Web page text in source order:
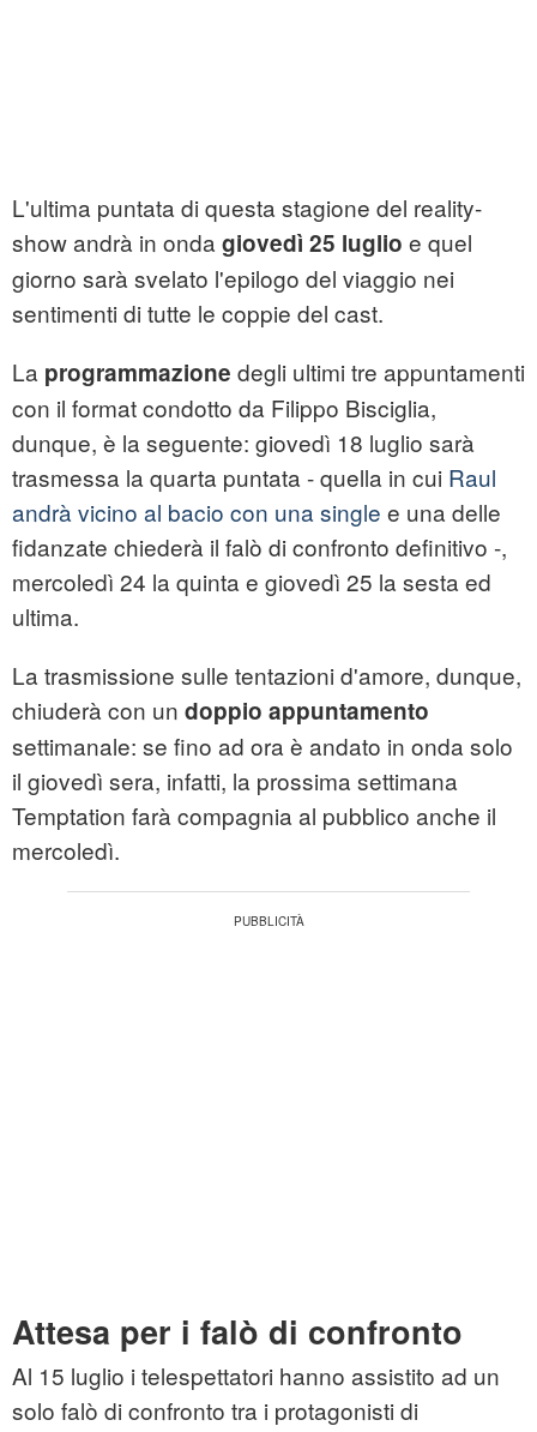
L'ultima puntata di questa stagione del reality-
show andrà in onda giovedì 25 luglio e quel
giorno sarà svelato l'epilogo del viaggio nei
sentimenti di tutte le coppie del cast.
La programmazione degli ultimi tre appuntamenti
con il format condotto da Filippo Bisciglia,
dunque, è la seguente: giovedì 18 luglio sarà
trasmessa la quarta puntata - quella in cui Raul
andrà vicino al bacio con una single e una delle
fidanzate chiederà il falò di confronto definitivo -,
mercoledì 24 la quinta e giovedì 25 la sesta ed
ultima.
La trasmissione sulle tentazioni d'amore, dunque,
chiuderà con un doppio appuntamento
settimanale: se fino ad ora è andato in onda solo
il giovedì sera, infatti, la prossima settimana
Temptation farà compagnia al pubblico anche il
mercoledì.
Attesa per i falò di confronto
Al 15 luglio i telespettatori hanno assistito ad un
solo falò di confronto tra i protagonisti di